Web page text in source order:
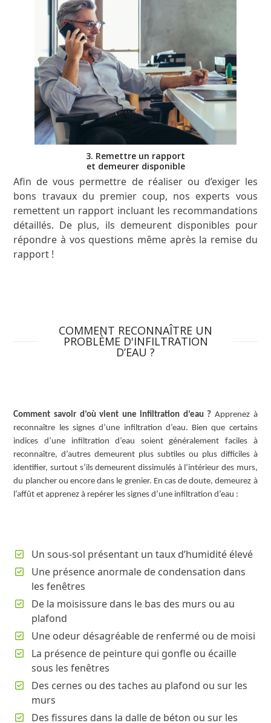
3. Remettre un rapport
et demeurer disponible
Afin de vous permettre de réaliser ou d’exiger les
bons travaux du premier coup, nos experts vous
remettent un rapport incluant les recommandations
détaillés. De plus, ils demeurent disponibles pour
répondre à vos questions même après la remise du
rapport !
COMMENT RECONNAÎTRE UN
PROBLÈME D'INFILTRATION
D’EAU ?
Comment savoir d’où vient une infiltration d’eau ? Apprenez à
reconnaître les signes d’une infiltration d’eau. Bien que certains
indices d’une infiltration d’eau soient généralement faciles à
reconnaître, d’autres demeurent plus subtiles ou plus difficiles à
identifier, surtout s’ils demeurent dissimulés à l’intérieur des murs,
du plancher ou encore dans le grenier. En cas de doute, demeurez à
l’affût et apprenez à repérer les signes d’une infiltration d’eau :
Un sous-sol présentant un taux d’humidité élevé
Une présence anormale de condensation dans
les fenêtres
De la moisissure dans le bas des murs ou au
plafond
Une odeur désagréable de renfermé ou de moisi
La présence de peinture qui gonfle ou écaille
sous les fenêtres
Des cernes ou des taches au plafond ou sur les
murs
Des fissures dans la dalle de béton ou sur les